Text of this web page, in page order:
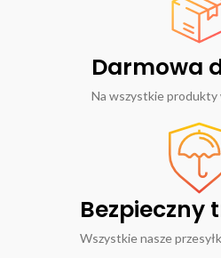
Darmowa
Na wszystkie produkty
Bezpieczny
Wszystkie nasze